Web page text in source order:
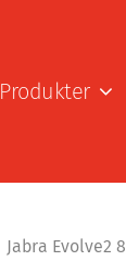
Produkter
Jabra Evolve2